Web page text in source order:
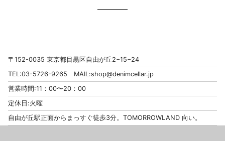
〒152-0035 東京都目黒区自由が丘2−15−24
TEL:03-5726-9265 MAIL:shop@denimcellar.jp
営業時間:11：00〜20：00
定休日:火曜
自由が丘駅正面からまっすぐ徒歩3分。TOMORROWLAND 向い。